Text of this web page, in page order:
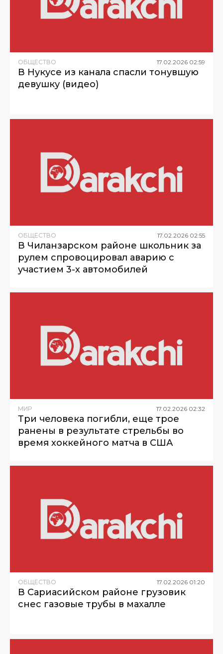
ОБЩЕСТВО 17 02 2026 02:59
В Нукусе из канала спасли тонувшую
девушку (видео)
ОБЩЕСТВО 17 02 2026 02:55
В Чиланзарском районе школьник за
рулем спровоцировал аварию с
участием 3-х автомобилей
МИР 17 02 2026 02:32
Три человека погибли, еще трое
ранены в результате стрельбы во
время хоккейного матча в США
ОБЩЕСТВО 17.02.2026 01:20
В Сариасийском районе грузовик
снес газовые трубы в махалле